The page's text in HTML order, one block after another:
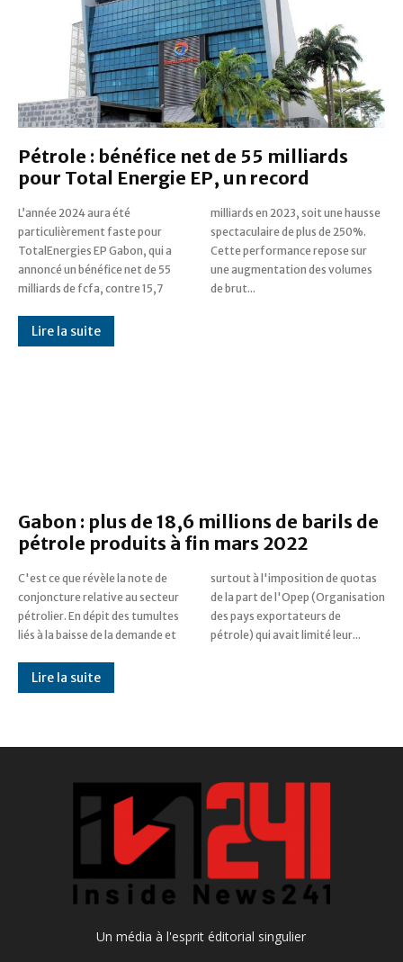
Pétrole : bénéfice net de 55 milliards
pour Total Energie EP, un record
L’année 2024 aura été
particulièrement faste pour
TotalEnergies EP Gabon, qui a
annoncé un bénéfice net de 55
milliards de fcfa, contre 15,7
milliards en 2023, soit une hausse
spectaculaire de plus de 250%.
Cette performance repose sur
une augmentation des volumes
de brut...
Lire la suite
Gabon : plus de 18,6 millions de barils de
pétrole produits à fin mars 2022
C'est ce que révèle la note de
conjoncture relative au secteur
pétrolier. En dépit des tumultes
liés à la baisse de la demande et
surtout à l'imposition de quotas
de la part de l'Opep (Organisation
des pays exportateurs de
pétrole) qui avait limité leur...
Lire la suite
Un média à l'esprit éditorial singulier